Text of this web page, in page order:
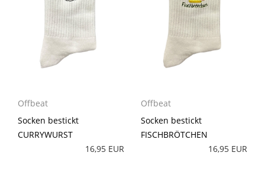
Offbeat
Socken bestickt
CURRYWURST
16,95 EUR
Offbeat
Socken bestickt
FISCHBRÖTCHEN
16,95 EUR